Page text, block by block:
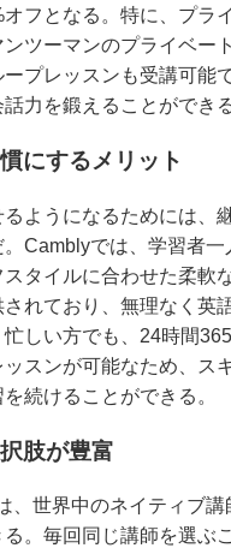
オフとなる。特に、プラ
ンツーマンのプライベー
ープレッスンも受講可能
力を鍛えることができる
にするメリット
ようになるためには、
Camblyでは、学習者一
スタイルに合わせた柔軟
されており、無理なく英
しい方でも、24時間
ッスンが可能なため、ス
続けることができる。
肢が豊富
、世界中のネイティブ講
る。毎回同じ講師を選ぶ